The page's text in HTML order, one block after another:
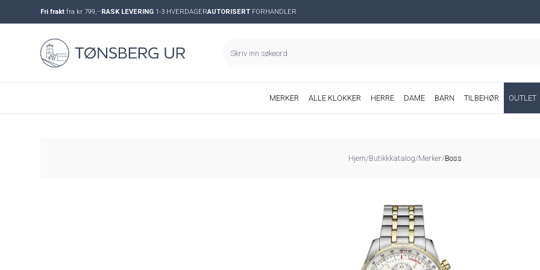
Fri frakt fra kr 799,–RASK LEVERING 1-3 HVERDAGERAUTORISERT FORHANDLER
MERKER ALLE KLOKKER HERRE DAME BARN TILBEHØR OUTLET
Hjem/Butikkkatalog/Merker/Boss